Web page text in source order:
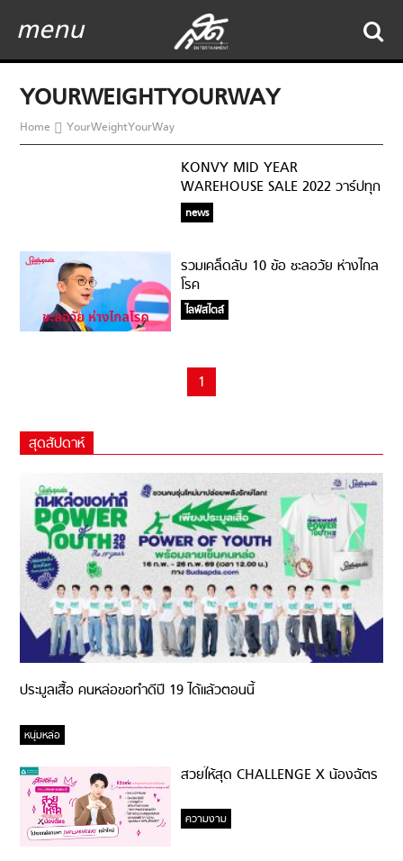
menu
YOURWEIGHTYOURWAY
Home YourWeightYourWay
KONVY MID YEAR
WAREHOUSE SALE 2022 วาร์ปทุก
Warehouse ช้อปมันส์ทุกโปร ลด
สูงสุด 90%
news
รวมเคล็ดลับ 10 ข้อ ชะลอวัย ห่างไกล
โรค
ไลฟ์สไตล์
1
สุดสัปดาห์
ประมูลเสื้อ คนหล่อขอทำดีปี 19 ได้แล้วตอนนี้
หนุ่มหล่อ
สวยให้สุด CHALLENGE X น้องฉัตร
ความงาม